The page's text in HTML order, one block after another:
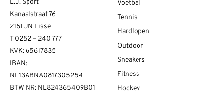
L.J. Sport
Kanaalstraat 76
2161 JN Lisse
T 0252 – 240 777
KVK: 65617835
IBAN:
NL13ABNA0817305254
BTW NR: NL824365409B01
Voetbal
Tennis
Hardlopen
Outdoor
Sneakers
Fitness
Hockey